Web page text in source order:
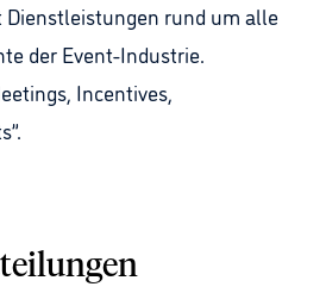
Dienstleistungen rund um alle
der Event-Industrie.
Incentives,